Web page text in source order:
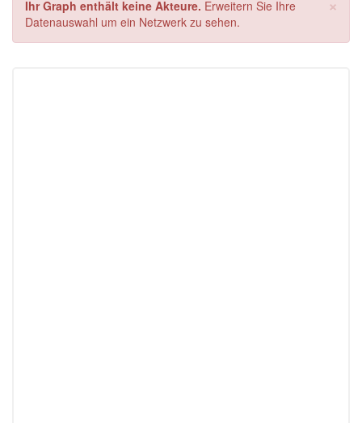
Ihr Graph enthält keine Akteure. Erweitern Sie Ihre
Datenauswahl um ein Netzwerk zu sehen.